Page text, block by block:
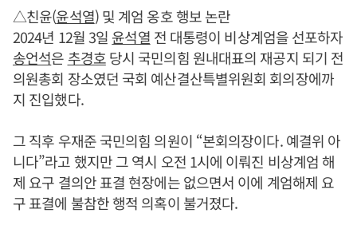
△친윤(윤석열) 및 계엄 옹호 행보 논란
2024년 12월 3일 윤석열 전 대통령이 비상계엄을 선포하자
송언석은 추경호당시 국민의힘 원내대표의 재공지 되기 전
의원총회 장소였던 국회 예산결산특별위원회 회의장에까
지 진입했다.
그 직후 우재준 국민의힘 의원이 “본회의장이다. 예결위 아
니다”라고 했지만 그 역시 오전 1시에 이뤄진 비상계엄 해
제 요구 결의안 표결 현장에는 없으면서 이에 계엄해제 요
구 표결에 불참한 행적 의혹이 불거졌다.